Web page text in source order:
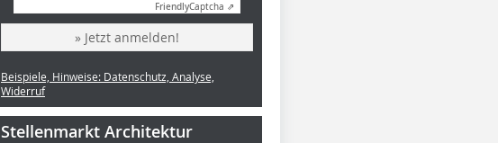
FriendlyCaptcha ⇗
» Jetzt anmelden!
Beispiele, Hinweise: Datenschutz, Analyse,
Widerruf
Stellenmarkt Architektur